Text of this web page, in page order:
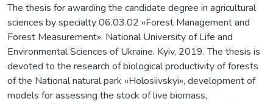
The thesis for awarding the candidate degree in agricultural
sciences by specialty 06.03.02 «Forest Management and
Forest Measurement». National University of Life and
Environmental Sciences of Ukraine. Kyiv, 2019. The thesis is
devoted to the research of biological productivity of forests
of the National natural park «Holosiivskyi», development of
models for assessing the stock of live biomass,